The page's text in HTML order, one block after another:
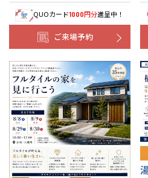
QUOカード1000円分進呈中！
ご来場予約